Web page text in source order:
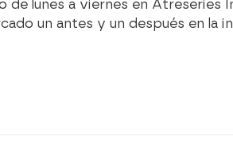
de lunes a viernes en Atreseries
un antes y un después en la